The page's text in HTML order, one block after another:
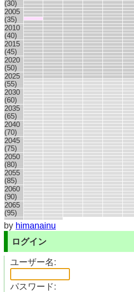
(30)
2005
(35)
2010
(40)
2015
(45)
2020
(50)
2025
(55)
2030
(60)
2035
(65)
2040
(70)
2045
(75)
2050
(80)
2055
(85)
2060
(90)
2065
(95)
by himanainu
ログイン
ユーザー名:
パスワード: